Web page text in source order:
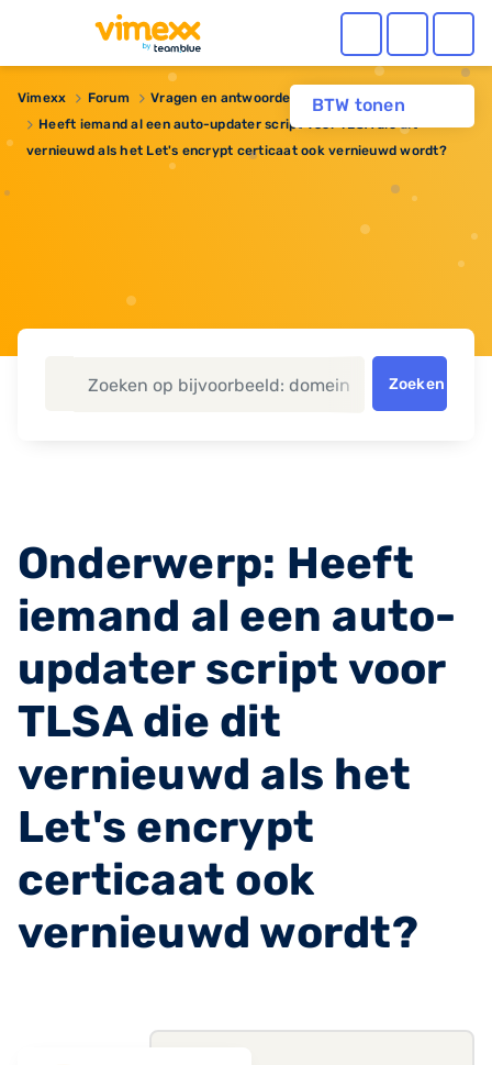
BTW tonen
Vimexx Forum
Vragen en antwoorden
Heeft iemand al een auto-updater script voor TLSA die dit
vernieuwd als het Let's encrypt certicaat ook vernieuwd wordt?
Zoeken
Onderwerp: Heeft
iemand al een auto-
updater script voor
TLSA die dit
vernieuwd als het
Let's encrypt
certicaat ook
vernieuwd wordt?